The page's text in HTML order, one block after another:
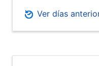
Ver días